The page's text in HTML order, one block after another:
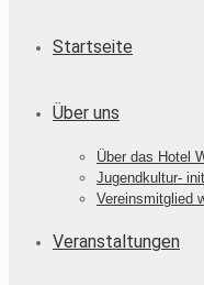
Startseite
Über uns
Über das Hotel
Jugendkultur-
Vereinsmitglied
Veranstaltungen